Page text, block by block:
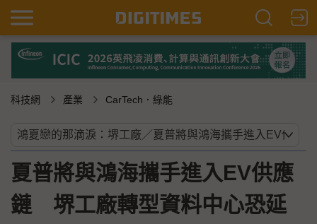
科技網 產業 CarTech．綠能
夏普將與鴻海攜手進入EV供應
鏈 堺工廠轉型資料中心恐延